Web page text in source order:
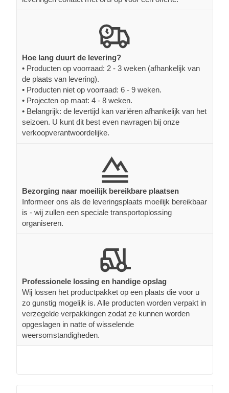
Hoe lang duurt de levering?
• Producten op voorraad: 2 - 3 weken (afhankelijk van
de plaats van levering).
• Producten niet op voorraad: 6 - 9 weken.
• Projecten op maat: 4 - 8 weken.
• Belangrijk: de levertijd kan variëren afhankelijk van het
seizoen. U kunt dit best even navragen bij onze
verkoopverantwoordelijke.
Bezorging naar moeilijk bereikbare plaatsen
Informeer ons als de leveringsplaats moeilijk bereikbaar
is - wij zullen een speciale transportoplossing
organiseren.
Professionele lossing en handige opslag
Wij lossen het productpakket op een plaats die voor u
zo gunstig mogelijk is. Alle producten worden verpakt in
verzegelde verpakkingen zodat ze kunnen worden
opgeslagen in natte of wisselende
weersomstandigheden.